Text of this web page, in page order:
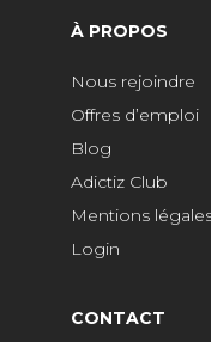
À PROPOS
Nous rejoindre
Offres d’emploi
Blog
Adictiz Club
Mentions
Login
CONTACT